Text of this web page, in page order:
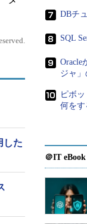
した
DBチ
SQL
Oracle
ジャ
ピボ
何をす
＠IT eBook